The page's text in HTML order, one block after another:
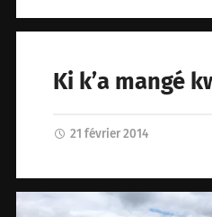
Ki k’a mangé
21 février 2014